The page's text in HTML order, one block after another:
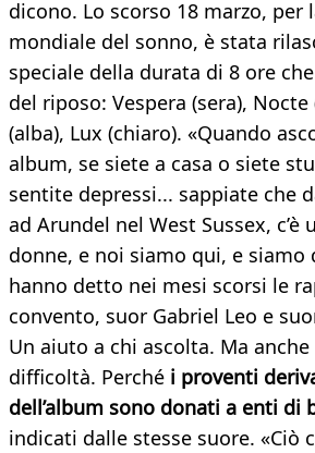
dicono. Lo scorso 18 marzo, per
mondiale del sonno, è stata
speciale della durata di 8 ore
del riposo: Vespera (sera),
(alba), Lux (chiaro). «Quando
album, se siete a casa o siete
sentite depressi... sappiate che
ad Arundel nel West Sussex, c’è
donne, e noi siamo qui, e siamo
hanno detto nei mesi scorsi le
convento, suor Gabriel Leo e
Un aiuto a chi ascolta. Ma anche
difficoltà. Perché i proventi
dell’album sono donati a enti di
indicati dalle stesse suore. «Ciò